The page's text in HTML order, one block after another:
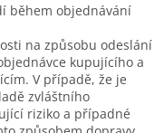
během objednávání
na způsobu odeslání
kupujícího a
V případě, že je
zvláštního
riziko a případné